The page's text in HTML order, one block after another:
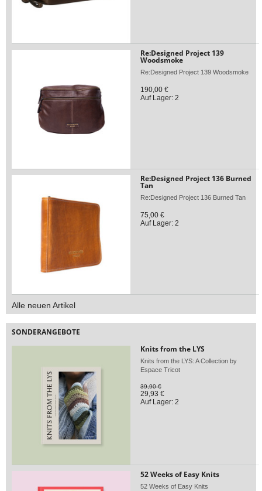
Re:Designed Project 139
Woodsmoke
Re:Designed Project 139 Woodsmoke
190,00 €
Auf Lager: 2
Re:Designed Project 136 Burned
Tan
Re:Designed Project 136 Burned Tan
75,00 €
Auf Lager: 2
Alle neuen Artikel
SONDERANGEBOTE
Knits from the LYS
Knits from the LYS: A Collection by
Espace Tricot
39,90 €
29,93 €
Auf Lager: 2
52 Weeks of Easy Knits
52 Weeks of Easy Knits